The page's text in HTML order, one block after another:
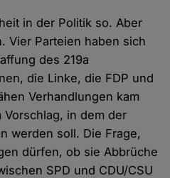
in der Politik so. Aber
Vier Parteien haben sich
des 219a
die Linke, die FDP und
Verhandlungen kam
in dem der
werden soll. Die Frage,
dürfen, ob sie Abbrüche
SPD und CDU/CSU